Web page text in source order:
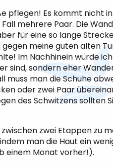
pflegen! Es kommt nicht
mehrere Paar. Die
für eine so lange
meine guten alten
Im Nachhinein würde
sind, sondern eher
muss man die Schuhe
oder zwei Paar
des Schwitzens sollten
zwei Etappen zu
man die Haut ein
einem Monat vorher!).